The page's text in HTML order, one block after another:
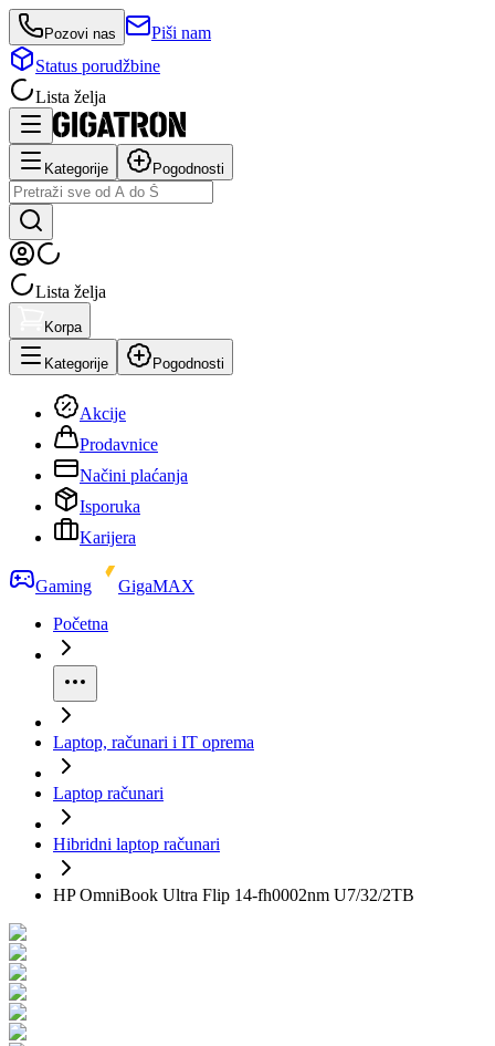
Pozovi nas
Piši nam
Status porudžbine
Lista želja
Kategorije Pogodnosti
Lista želja
Korpa
Kategorije Pogodnosti
Akcije
Prodavnice
Načini plaćanja
Isporuka
Karijera
Gaming
GigaMAX
Početna
Laptop, računari i IT oprema
Laptop računari
Hibridni laptop računari
HP OmniBook Ultra Flip 14-fh0002nm U7/32/2TB